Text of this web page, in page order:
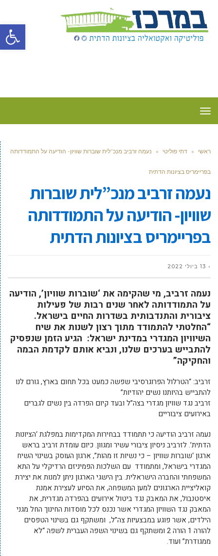
פתח
תפריט
ראשי » דתי פוליטי » נעמה זרביב מנכ”לית שוברות שוויון- הודיעה על התמודדותה
בפריימריס בציונות הדתית
נעמה זרביב מנכ”לית שוברות
שוויון- הודיעה על התמודדותה
בפריימריס בציונות הדתית
13 ביולי 2022
נעמה זרביב, מי שהקימה את ‘שוברות שוויון’, הודיעה
על התמודדותה לאחר שנים רבות של פעילות
ציבורית והתנדבותית בשדרות החיים בישראל.
“החלטתי להתמודד מתוך רצון לשנות את שיח
השיוויון המגדרי במדינת ישראל: הגיע הזמן שנפסיק
להתבייש בערכים שלנו, ונביא אותם לקדמת הבמה
והחקיקה”
זרביב: “הטרלול הפרוגרסיבי שפשה כמעט בכל תחום בארץ, גורם לנו
להתבייש בהיותנו נשים יהודיות”
זרביב נגד שוויון מגדרי בצה”ל ובעד קיום הפרדה בין נשים לגברים
באירועים ציבוריים
נעמה זרביב הודיעה כי תתמודד בבחירות המקדימות במפלגת ‘הציונות
הדתית’. לזרביב ניסיון ציבורי עשיר ומגוון. כיום עומדת זרביב בראש
ארגון ‘שוברות שוויון – כי נשיות זו מהות”, ארגון העוסק בשינוי השיח
המגדרי בישראל, ומתמודד עם השלכות הפמיניזם הרדיקלי על התא
המשפחתי והחברה הישראלית.בין הישגי הארגון ניתן למנות את יצירת
קואליציית הארגונים למען המשפחה, את הסיוע לעצירת אמנת
איסטנבול, את המאבק נגד ביטול אירועים בהפרדה מגדרית, את
המאבק נגד השוויון המגדרי אשר נכנס לכל מוסדות החינוך החל מגני
הילדים, אשר פוגע במבצעיות צה”ל, ומשתקף גם בשינוי הטפסים
להורה 1 הורה 2 ומשתקף גם בשינוי השפה העברית לשפה “לא
ממגודרת” ועוד.